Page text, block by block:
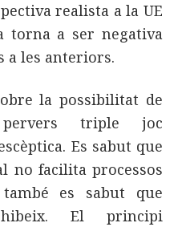
realista a la UE
torna a ser negativa
a les anteriors.
la possibilitat de
triple joc
Es sabut que
no facilita processos
es sabut que
El principi